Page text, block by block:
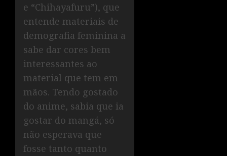
e “Chihayafuru”), que
entende materiais de
demografia feminina a
sabe dar cores bem
interessantes ao
material que tem em
mãos. Tendo gostado
do anime, sabia que ia
gostar do mangá, só
não esperava que
fosse tanto quanto